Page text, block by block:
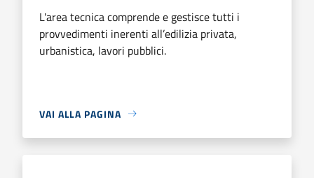
L'area tecnica comprende e gestisce tutti i
provvedimenti inerenti all’edilizia privata,
urbanistica, lavori pubblici.
VAI ALLA PAGINA